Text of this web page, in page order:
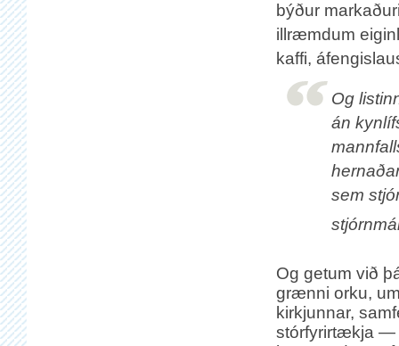
býður
illræmdum
kaffi,
Og
án
sem
Og getum við
grænni orku,
kirkjunnar,
stórfyrirtækja —